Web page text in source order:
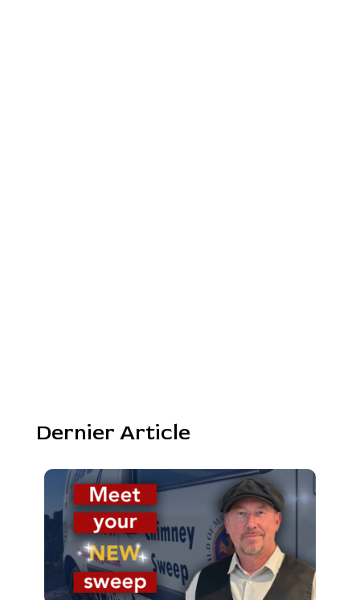
Dernier Article